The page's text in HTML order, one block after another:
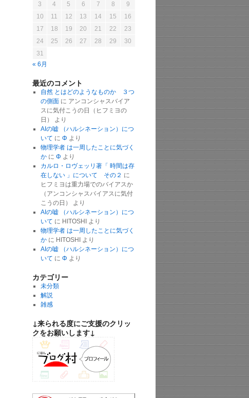
3
4 5 6 7 8
9
10
11 12 13 14 15
16
17
18 19 20 21 22
23
24
25 26 27 28 29
30
31
« 6月
最近のコメント
自然 とはどのようなものか ３つ
の側面に アンコンシャスバイア
スに気付こうの日（ヒフミヨの
日）
より
AIの嘘 （ハルシネーション）につ
いて に Φ より
物理学者 は一周したことに気づく
かに Φ より
カルロ・ロヴェッリ著「 時間は存
在しない 」について その２ に
ヒフミヨは重力場でのバイアスか
（アンコンシャスバイアスに気付
こうの日）
より
AIの嘘 （ハルシネーション）につ
いて に HITOSHI
より
物理学者 は一周したことに気づく
かに HITOSHI
より
AIの嘘 （ハルシネーション）につ
いて に Φ より
カテゴリー
未分類
解説
雑感
↓来られる度にご支援のクリッ
クをお願いします↓